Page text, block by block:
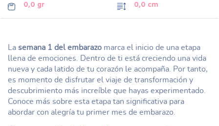
0,0 gr 0,0 cm
La semana 1 del embarazo marca el inicio de una etapa
llena de emociones. Dentro de ti está creciendo una vida
nueva y cada latido de tu corazón le acompaña. Por tanto,
es momento de disfrutar el viaje de transformación y
descubrimiento más increíble que hayas experimentado.
Conoce más sobre esta etapa tan significativa para
abordar con alegría tu primer mes de embarazo.